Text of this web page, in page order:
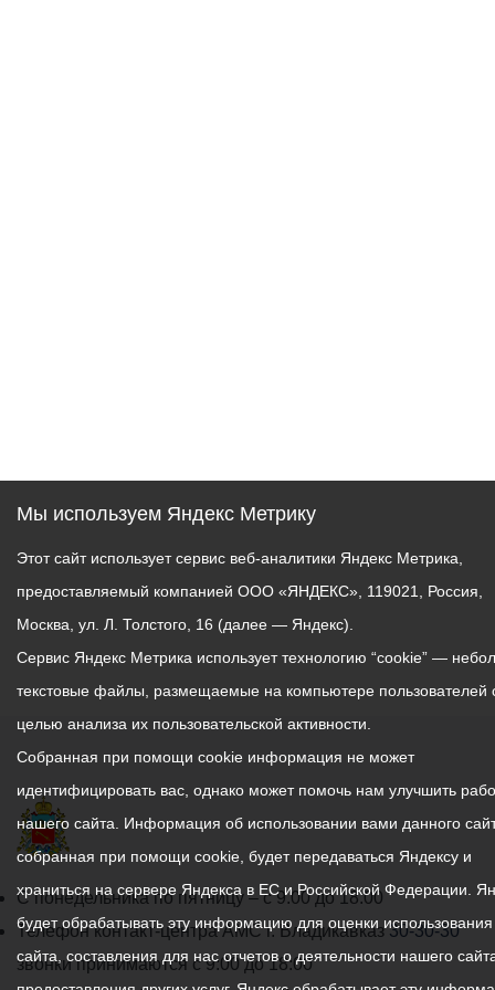
«В первую очередь
«Новом городе и на
Водной станции». Также
дайте возможность
где они хотят высадить
зеленые насаждения», -
отметил глава АМС г.
Владикавказа Вячеслав
Во исполнение поручения
Главы РСО-А Сергея
Меняйло, в ближайшее
время администрация
инвентаризацию и
прозвали «река –
резиновые берега», так
большое количество шин.
Экоактивисты региона с
тех пор часто выходили на
берега, чтобы сделать
чистой, какой она была
раньше. Всего с 2019 года
в Республике прошло 383
уборки в рамках акции, на
которые выходили 613
км и 57 000 м3 мусора.
«Я действительно вижу,
что на берегах Терека
стало меньше мусора. А
График
работы
администрации
С понедельника по пятницу – с 9.00 до 18.00
Телефон контакт-центра АМС г. Владикавказ30-30-30
звонки принимаются с 9:00 до 18:00
Мы используем Яндекс Метрику
Этот сайт использует сервис веб-аналитики Яндекс Метрика,
предоставляемый компанией ООО «ЯНДЕКС», 119021, Россия,
Москва, ул. Л. Толстого, 16 (далее — Яндекс).
Сервис Яндекс Метрика использует технологию “cookie” —
текстовые файлы, размещаемые на компьютере пользователей
целью анализа их пользовательской активности.
Собранная при помощи cookie информация не может
идентифицировать вас, однако может помочь нам улучшить
нашего сайта. Информация об использовании вами данного
собранная при помощи cookie, будет передаваться Яндексу и
храниться на сервере Яндекса в ЕС и Российской Федерации.
будет обрабатывать эту информацию для оценки
сайта, составления для нас отчетов о деятельности нашего